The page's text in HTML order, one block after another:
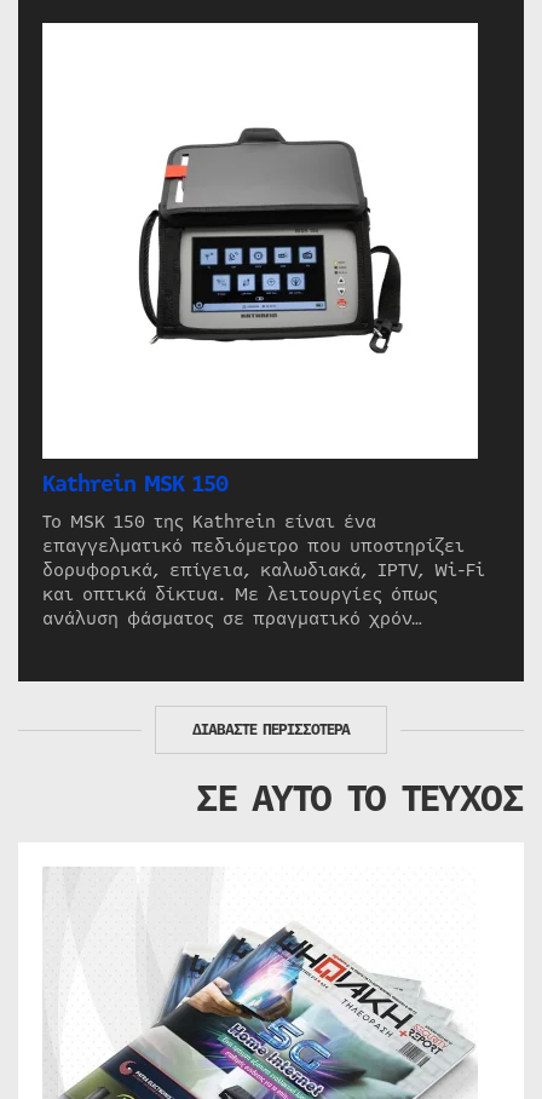
Kathrein MSK 150
Το MSK 150 της Kathrein είναι ένα
επαγγελματικό πεδιόμετρο που υποστηρίζει
δορυφορικά, επίγεια, καλωδιακά, IPTV, Wi-Fi
και οπτικά δίκτυα. Με λειτουργίες όπως
ανάλυση φάσματος σε πραγματικό χρόν…
ΔΙΑΒΑΣΤΕ ΠΕΡΙΣΣΟΤΕΡΑ
ΣΕ ΑΥΤΟ ΤΟ ΤΕΥΧΟΣ